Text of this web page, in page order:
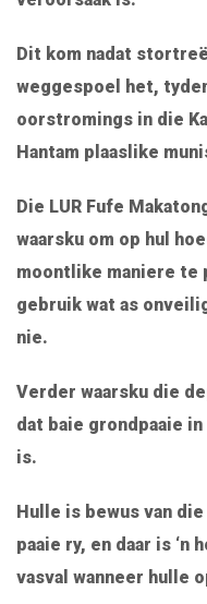
Dit kom nadat
weggespoel het,
oorstromings in die
Hantam plaaslike
Die LUR Fufe
waarsku om op hul
moontlike maniere te
gebruik wat as
nie.
Verder waarsku die
dat baie grondpaaie
is.
Hulle is bewus van
paaie ry, en daar is ‘n
vasval wanneer hulle